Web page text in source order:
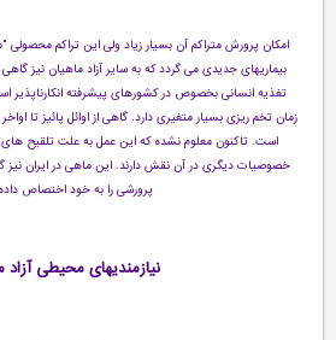
امکان پرورش متراکم آن بسیار زیاد ولی این تراکم محصولی
بیماریهای جدیدی می گردد که به سایر آزاد ماهیان نیز
تغذیه انسانی بخصوص در کشورهای پیشرفته انکارناپذیر
زمان تخم ریزی بسیار متغیری دارد. گاهی از اوائل پائیز تا اواخر
است. تاکنون معلوم نشده که این عمل به علت تلقیح های
خصوصیات دیگری در آن نقش دارند. این ماهی در ایران نیز
پرورشی را به خود اختصاص داده
نیازمندیهای محیطی آزاد